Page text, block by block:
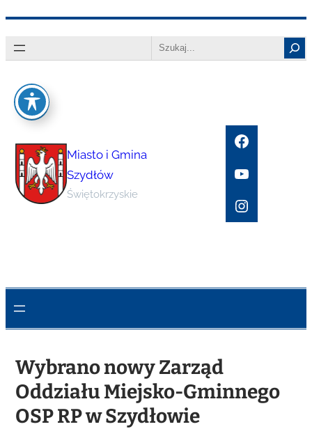
do
Search
Miasto i Gmina
Szydłów
Świętokrzyskie
Facebook
YouTube
Instagram
Wybrano nowy Zarząd
Oddziału Miejsko-Gminnego
OSP RP w Szydłowie